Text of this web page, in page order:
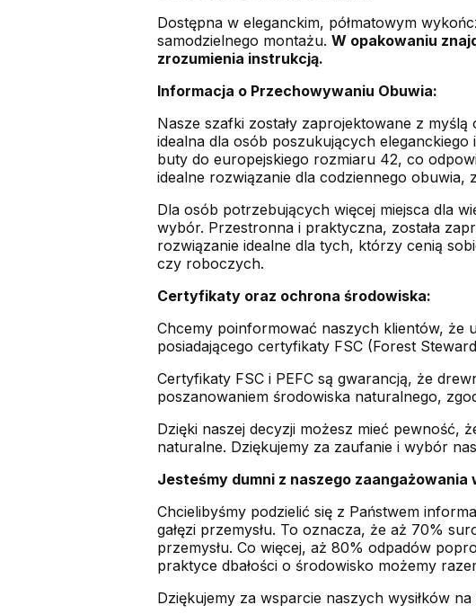
Dostępna w eleganckim, półmatowym
samodzielnego montażu. W opakowaniu
zrozumienia instrukcją.
Informacja o Przechowywaniu Obuwia:
Nasze szafki zostały zaprojektowane z
idealna dla osób poszukujących
buty do europejskiego rozmiaru 42, co
idealne rozwiązanie dla codziennego obuwia,
Dla osób potrzebujących więcej miejsca dla
wybór. Przestronna i praktyczna, została
rozwiązanie idealne dla tych, którzy cenią
czy roboczych.
Certyfikaty oraz ochrona środowiska:
Chcemy poinformować naszych klientów, że
posiadającego certyfikaty FSC (Forest
Certyfikaty FSC i PEFC są gwarancją, że
poszanowaniem środowiska naturalnego,
Dzięki naszej decyzji możesz mieć pewność,
naturalne. Dziękujemy za zaufanie i wybór
Jesteśmy dumni z naszego
Chcielibyśmy podzielić się z Państwem
gałęzi przemysłu. To oznacza, że aż 70%
przemysłu. Co więcej, aż 80% odpadów
praktyce dbałości o środowisko możemy
Dziękujemy za wsparcie naszych wysiłków